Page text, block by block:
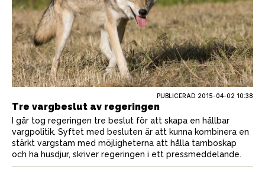
PUBLICERAD 2015-04-02 10:38
Tre vargbeslut av regeringen
I går tog regeringen tre beslut för att skapa en hållbar
vargpolitik. Syftet med besluten är att kunna kombinera en
stärkt vargstam med möjligheterna att hålla tamboskap
och ha husdjur, skriver regeringen i ett pressmeddelande.